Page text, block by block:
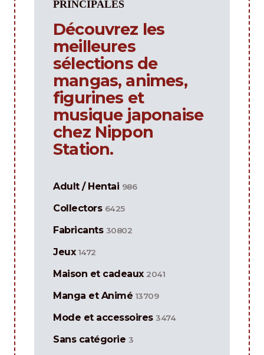
PRINCIPALES
Découvrez les
meilleures
sélections de
mangas, animes,
figurines et
musique japonaise
chez Nippon
Station.
Adult / Hentai 986
Collectors 6425
Fabricants 30802
Jeux 1472
Maison et cadeaux 2041
Manga et Animé 13709
Mode et accessoires 3474
Sans catégorie 3